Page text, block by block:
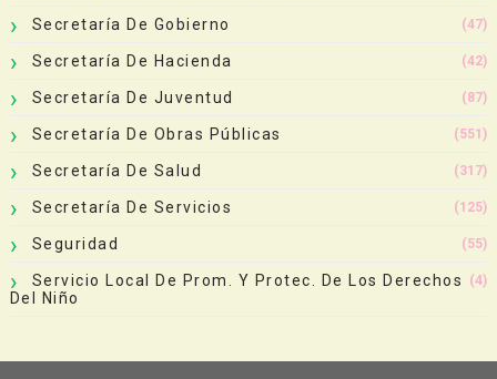
Secretaría De Gobierno (47)
Secretaría De Hacienda (42)
Secretaría De Juventud (87)
Secretaría De Obras Públicas (551)
Secretaría De Salud (317)
Secretaría De Servicios (125)
Seguridad (55)
Servicio Local De Prom. Y Protec. De Los Derechos
Del Niño
(4)